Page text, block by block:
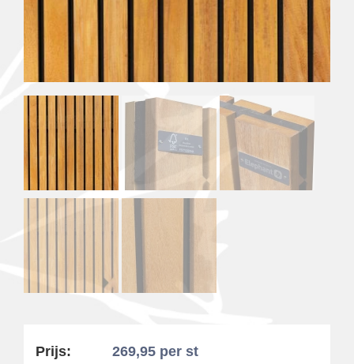
Prijs: 269,95 per st